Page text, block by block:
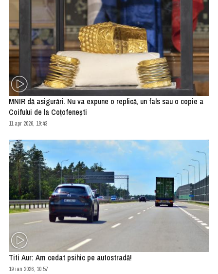
MNIR dă asigurări. Nu va expune o replică, un fals sau o copie a
Coifului de la Coţofeneşti
11 apr 2026, 19:43
Titi Aur: Am cedat psihic pe autostradă!
19 ian 2026, 10:57